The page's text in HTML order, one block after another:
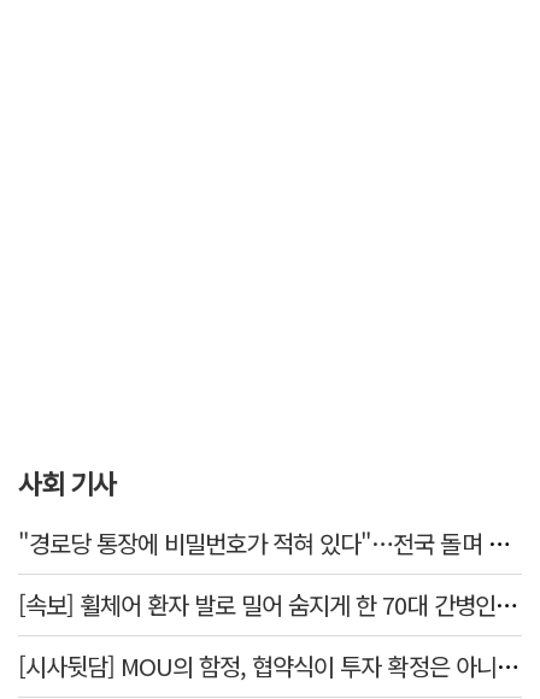
사회 기사
"경로당 통장에 비밀번호가 적혀 있다"…전국 돌며 경로당 13곳 턴 30대 구속
[속보] 휠체어 환자 발로 밀어 숨지게 한 70대 간병인…2심도 집행유예
[시사뒷담] MOU의 함정, 협약식이 투자 확정은 아니긴 해